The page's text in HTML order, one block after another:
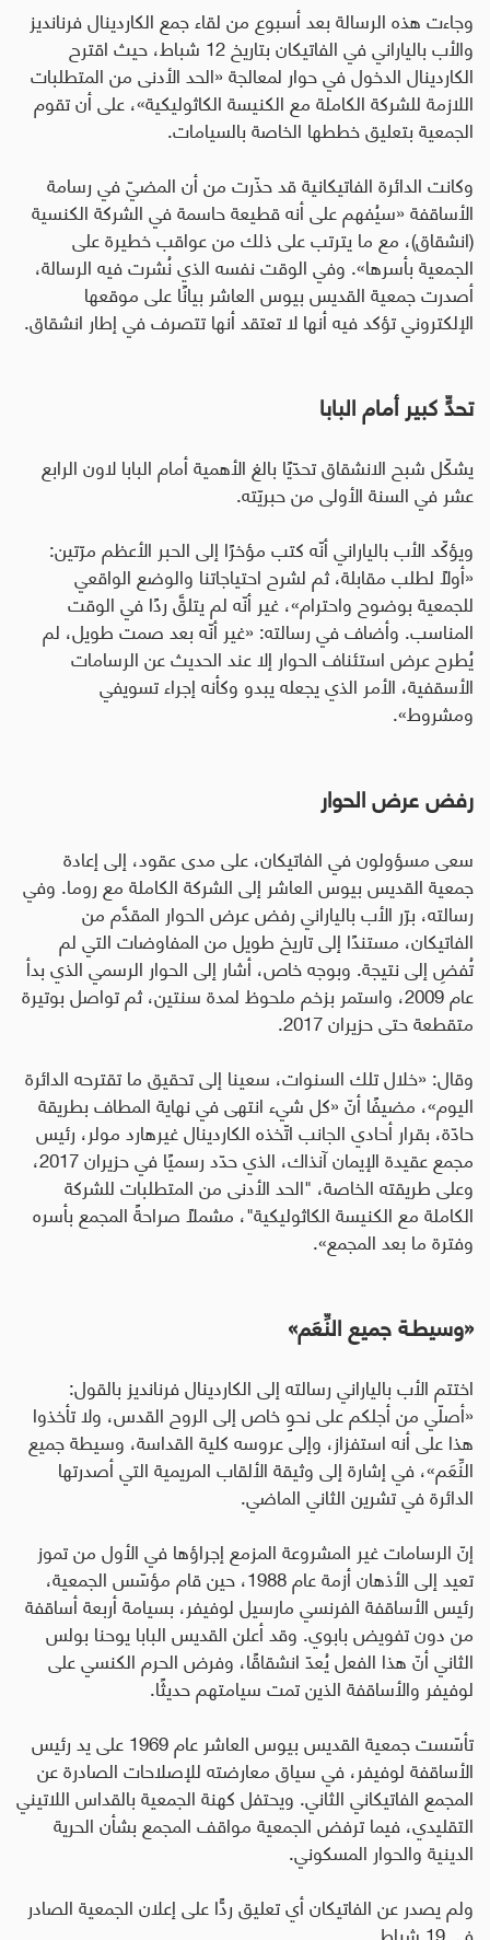
وجاءت هذه الرسالة بعد أسبوع من لقاء جمع الكاردينال فرنانديز
والأب بالياراني في الفاتيكان بتاريخ 12 شباط، حيث اقترح
الكاردينال الدخول في حوار لمعالجة «الحد الأدنى من المتطلبات
اللازمة للشركة الكاملة مع الكنيسة الكاثوليكية»، على أن تقوم
الجمعية بتعليق خططها الخاصة بالسيامات.
وكانت الدائرة الفاتيكانية قد حذّرت من أن المضيّ في رسامة
الأساقفة «سيُفهم على أنه قطيعة حاسمة في الشركة الكنسية
(انشقاق)، مع ما يترتب على ذلك من عواقب خطيرة على
الجمعية بأسرها». وفي الوقت نفسه الذي نُشرت فيه الرسالة،
أصدرت جمعية القديس بيوس العاشر بيانًا على موقعها
الإلكتروني تؤكد فيه أنها لا تعتقد أنها تتصرف في إطار انشقاق.
تحدٍّ كبير أمام البابا
يشكّل شبح الانشقاق تحدّيًا بالغ الأهمية أمام البابا لاون الرابع
عشر في السنة الأولى من حبريّته.
ويؤكّد الأب بالياراني أنّه كتب مؤخرًا إلى الحبر الأعظم مرّتين:
«أولًا لطلب مقابلة، ثم لشرح احتياجاتنا والوضع الواقعي
للجمعية بوضوح واحترام»، غير أنّه لم يتلقَّ ردًا في الوقت
المناسب. وأضاف في رسالته: «غير أنّه بعد صمت طويل، لم
يُطرح عرض استئناف الحوار إلا عند الحديث عن الرسامات
الأسقفية، الأمر الذي يجعله يبدو وكأنه إجراء تسويفي
ومشروط».
رفض عرض الحوار
سعى مسؤولون في الفاتيكان، على مدى عقود، إلى إعادة
جمعية القديس بيوس العاشر إلى الشركة الكاملة مع روما. وفي
رسالته، برّر الأب بالياراني رفض عرض الحوار المقدَّم من
الفاتيكان، مستندًا إلى تاريخ طويل من المفاوضات التي لم
تُفضِ إلى نتيجة. وبوجه خاص، أشار إلى الحوار الرسمي الذي بدأ
عام 2009، واستمر بزخم ملحوظ لمدة سنتين، ثم تواصل بوتيرة
متقطعة حتى حزيران 2017.
وقال: «خلال تلك السنوات، سعينا إلى تحقيق ما تقترحه الدائرة
اليوم»، مضيفًا أنّ «كل شيء انتهى في نهاية المطاف بطريقة
حادّة، بقرار أحادي الجانب اتّخذه الكاردينال غيرهارد مولر، رئيس
مجمع عقيدة الإيمان آنذاك، الذي حدّد رسميًا في حزيران 2017،
وعلى طريقته الخاصة، "الحد الأدنى من المتطلبات للشركة
الكاملة مع الكنيسة الكاثوليكية"، مشملًا صراحةً المجمع بأسره
وفترة ما بعد المجمع».
«وسيطـة جميع النِّعَم»
اختتم الأب بالياراني رسالته إلى الكاردينال فرنانديز بالقول:
«أصلّي من أجلكم على نحوٍ خاص إلى الروح القدس، ولا تأخذوا
هذا على أنه استفزاز، وإلى عروسه كلية القداسة، وسيطة جميع
النِّعَم»، في إشارة إلى وثيقة الألقاب المريمية التي أصدرتها
الدائرة في تشرين الثاني الماضي.
إنّ الرسامات غير المشروعة المزمع إجراؤها في الأول من تموز
تعيد إلى الأذهان أزمة عام 1988، حين قام مؤسّس الجمعية،
رئيس الأساقفة الفرنسي مارسيل لوفيفر، بسيامة أربعة أساقفة
من دون تفويض بابوي. وقد أعلن القديس البابا يوحنا بولس
الثاني أنّ هذا الفعل يُعدّ انشقاقًا، وفرض الحرم الكنسي على
لوفيفر والأساقفة الذين تمت سيامتهم حديثًا.
تأسّست جمعية القديس بيوس العاشر عام 1969 على يد رئيس
الأساقفة لوفيفر، في سياق معارضته للإصلاحات الصادرة عن
المجمع الفاتيكاني الثاني. ويحتفل كهنة الجمعية بالقداس اللاتيني
التقليدي، فيما ترفض الجمعية مواقف المجمع بشأن الحرية
الدينية والحوار المسكوني.
ولم يصدر عن الفاتيكان أي تعليق ردًّا على إعلان الجمعية الصادر